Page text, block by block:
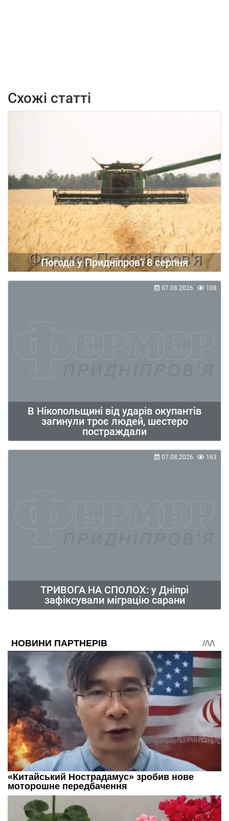
Схожі статті
Погода у Придніпров'ї 8 серпня
В Нікопольщині від ударів окупантів
загинули троє людей, шестеро
постраждали
07.08.2026 108
ТРИВОГА НА СПОЛОХ: у Дніпрі
зафіксували міграцію сарани
07.08.2026 163